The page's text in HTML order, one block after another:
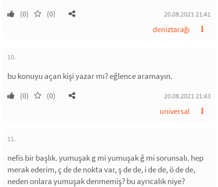
(0) (0) 20.08.2021 21:41
deniztarağı
10.
bu konuyu açan kişi yazar mı? eğlence aramayın.
(0) (0) 20.08.2021 21:43
universal
11.
nefis bir başlık. yumuşak g mi yumuşak ğ mi sorunsalı. hep
merak ederim, ç de de nokta var, ş de de, i de de, ö de de,
neden onlara yumuşak denmemiş? bu ayrıcalık niye?